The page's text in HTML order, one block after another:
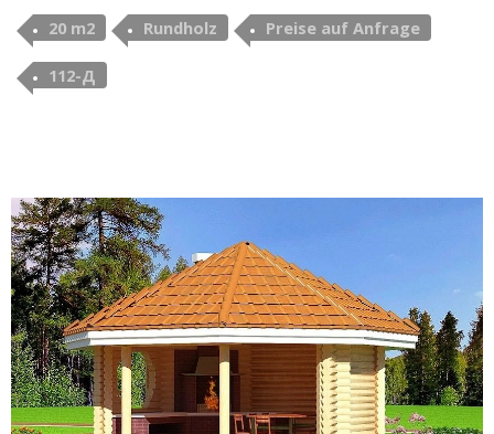
20 m2 Rundholz Preise auf Anfrage
112-Д